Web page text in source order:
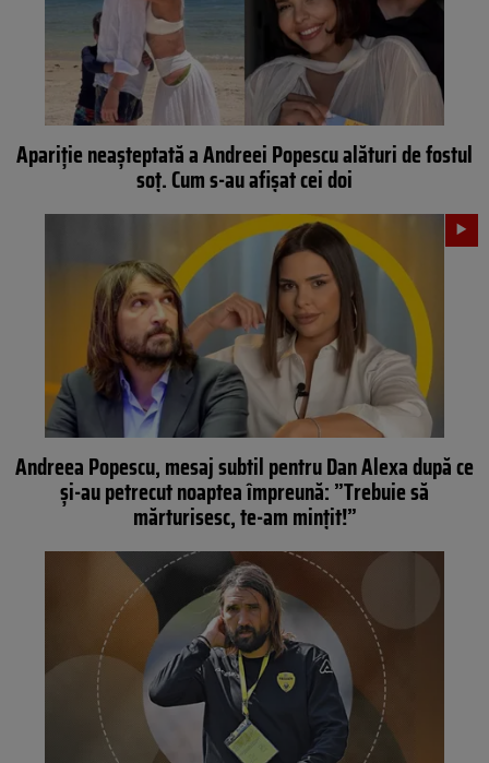
Apariție neașteptată a Andreei Popescu alături de fostul
soț. Cum s-au afișat cei doi
Andreea Popescu, mesaj subtil pentru Dan Alexa după ce
și-au petrecut noaptea împreună: ”Trebuie să
mărturisesc, te-am mințit!”